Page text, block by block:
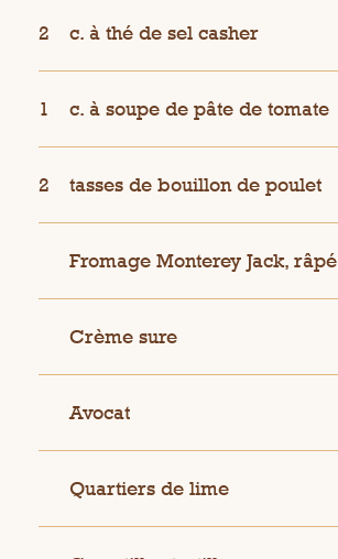
2 c. à thé de sel casher
1 c. à soupe de pâte de tomate
2 tasses de bouillon de poulet
Fromage Monterey Jack, râpé
Crème sure
Avocat
Quartiers de lime